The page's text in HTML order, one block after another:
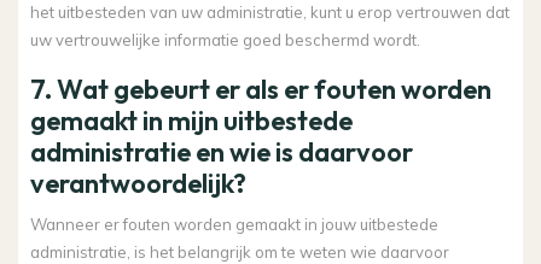
het uitbesteden van uw administratie, kunt u erop vertrouwen dat
uw vertrouwelijke informatie goed beschermd wordt.
7. Wat gebeurt er als er fouten worden
gemaakt in mijn uitbestede
administratie en wie is daarvoor
verantwoordelijk?
Wanneer er fouten worden gemaakt in jouw uitbestede
administratie, is het belangrijk om te weten wie daarvoor